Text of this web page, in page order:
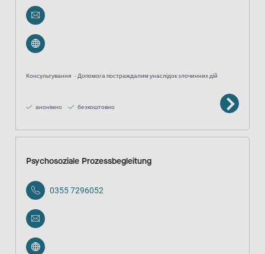
Консультування Допомога постраждалим унаслідок злочинних дій
анонімно безкоштовно
Psychosoziale Prozessbegleitung
0355 7296052